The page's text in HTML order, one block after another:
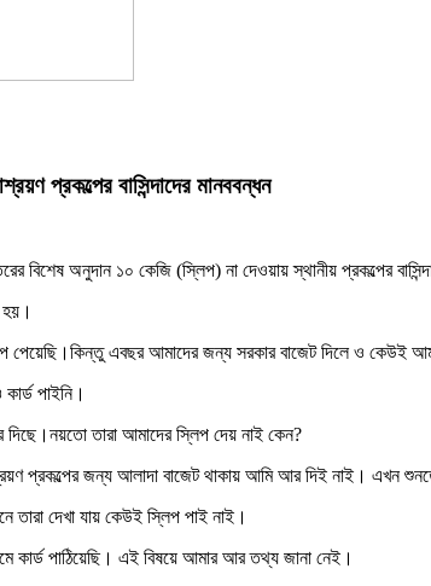
প্রকল্পের বাসিন্দাদের মানববন্ধন
বিশেষ অনুদান ১০ কেজি (স্লিপ) না দেওয়ায় স্থানীয় প্রকল্পের
হয়।
পেয়েছি।কিন্তু এবছর আমাদের জন্য সরকার বাজেট দিলে ও কেউই
পাইনি।
তারা আমাদের স্লিপ দেয় নাই কেন?
প্রকল্পের জন্য আলাদা বাজেট থাকায় আমি আর দিই নাই। এখন
তারা দেখা যায় কেউই স্লিপ পাই নাই।
কার্ড পাঠিয়েছি। এই বিষয়ে আমার আর তথ্য জানা নেই।